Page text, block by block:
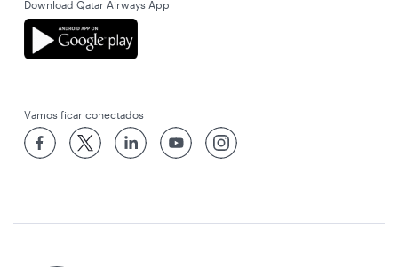
Download Qatar Airways App
Vamos ficar conectados